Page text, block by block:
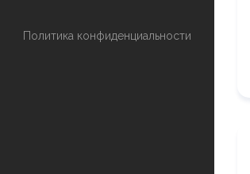
Политика конфиденциальности